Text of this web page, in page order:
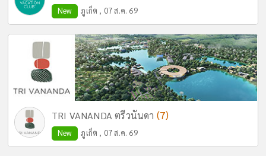
New ภูเก็ต , 07 ส.ค. 69
TRI VANANDA ตรีวนันดา (7)
New ภูเก็ต , 07 ส.ค. 69